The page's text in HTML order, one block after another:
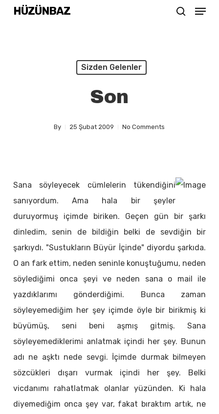
SkipHÜZÜNBAZ Menu
Sizden Gelenler
Son
By 25 Şubat 2009 No Comments
Sana söyleyecek cümlelerin tükendiğini
sanıyordum. Ama hala bir şeyler
duruyormuş içimde biriken. Geçen gün bir şarkı
dinledim, senin de bildiğin belki de sevdiğin bir
şarkıydı. "Sustukların Büyür İçinde" diyordu şarkıda.
O an fark ettim, neden seninle konuştuğumu, neden
söylediğimi onca şeyi ve neden sana o mail ile
yazdıklarımı gönderdiğimi. Bunca zaman
söyleyemediğim her şey içimde öyle bir birikmiş ki
büyümüş, seni beni aşmış gitmiş. Sana
söyleyemediklerimi anlatmak içindi her şey. Bunun
adı ne aşktı nede sevgi. İçimde durmak bilmeyen
sözcükleri dışarı vurmak içindi her şey. Belki
vicdanımı rahatlatmak olanlar yüzünden. Ki hala
diyemediğim onca şey var, fakat bıraktım artık, ne